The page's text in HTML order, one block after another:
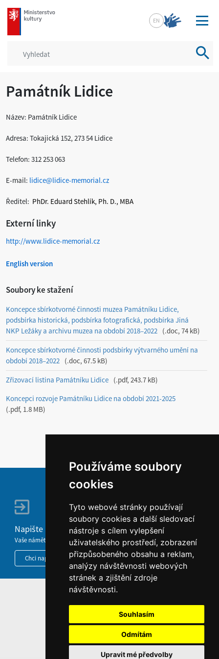
Používáme soubory
cookies
Tyto webové stránky používají
soubory cookies a další sledovací
nástroje s cílem vylepšení
uživatelského prostředí, zobrazení
přizpůsobeného obsahu a reklam,
analýzy návštěvnosti webových
stránek a zjištění zdroje
návštěvnosti.
Souhlasím
Odmítám
Upravit mé předvolby
mkcr.cz
EN
Památník Lidice
Název: Památník Lidice
Adresa: Tokajická 152, 273 54 Lidice
Telefon: 312 253 063
E-mail: lidice@lidice-memorial.cz
Ředitel: PhDr. Eduard Stehlík, Ph. D., MBA
Externí linky
http://www.lidice-memorial.cz
English version
Soubory ke stažení
Koncepce sbírkotvorné činnosti muzea Památníku Lidice,
podsbírka historická, podsbírka fotografická, podsbírka Jiná
NKP Ležáky a archivu muzea na období 2018–2022
.doc, 74 kB
Koncepce sbírkotvorné činnosti podsbírky výtvarného umění na
období 2018–2022
.doc, 67.5 kB
Zřizovací listina Památníku Lidice
.pdf, 243.7 kB
Koncepci rozvoje Památníku Lidice na období 2021-2025
.pdf, 1.8 MB
Napište nám
Vaše náměty, komentáře, připomínky a dotazy nezůstanou bez odezvy.
Chci napsat MKČR
INFORMACE O WEBU